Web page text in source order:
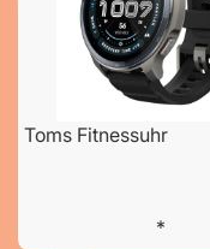
Toms Fitnessuhr